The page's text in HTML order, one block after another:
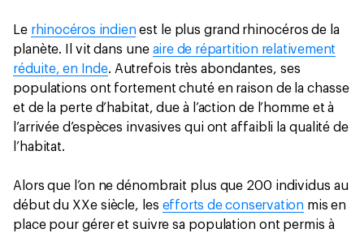
Le rhinocéros indienest le plus grand rhinocéros de la
planète. Il vit dans une aire de répartition relativement
réduite, en Inde. Autrefois très abondantes, ses
populations ont fortement chuté en raison de la chasse
et de la perte d’habitat, due à l’action de l’homme et à
l’arrivée d’espèces invasives qui ont affaibli la qualité de
l’habitat.
Alors que l’on ne dénombrait plus que 200 individus au
début du XXe siècle, les efforts de conservationmis en
place pour gérer et suivre sa population ont permis à